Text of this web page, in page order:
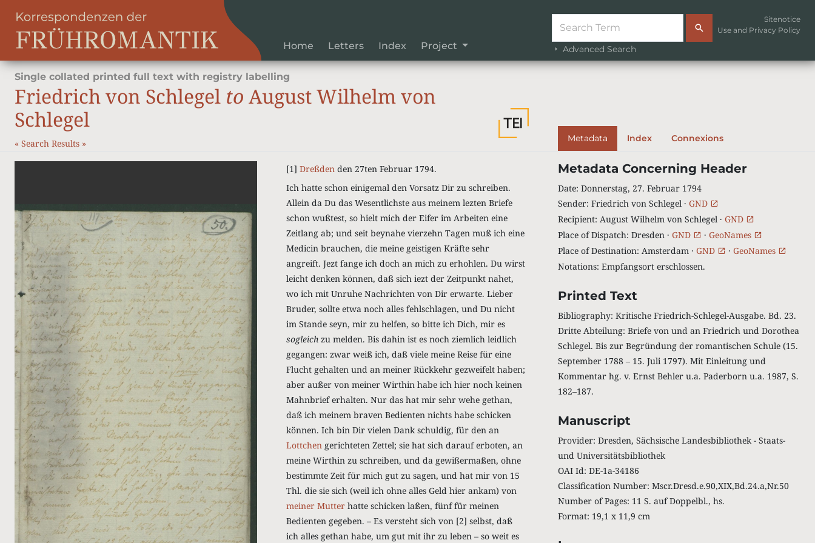
Home Letters Index Project Advanced Search
Sitenotice
Use and Privacy Policy
Single collated printed full text with registry labelling
Friedrich von Schlegel to August Wilhelm von
Schlegel
« Search Results » Metadata Index Connexions
[1] Dreßdenden 27ten Februar 1794.
Ich hatte schon einigemal den Vorsatz Dir zu schreiben.
Allein da Du das Wesentlichste aus meinem lezten Briefe
schon wußtest, so hielt mich der Eifer im Arbeiten eine
Zeitlang ab; und seit beynahe vierzehn Tagen muß ich eine
Medicin brauchen, die meine geistigen Kräfte sehr
angreift. Jezt fange ich doch an mich zu erhohlen. Du wirst
leicht denken können, daß sich iezt der Zeitpunkt nahet,
wo ich mit Unruhe Nachrichten von Dir erwarte. Lieber
Bruder, sollte etwa noch alles fehlschlagen, und Du nicht
im Stande seyn, mir zu helfen, so bitte ich Dich, mir es
sogleichzu melden. Bis dahin ist es noch ziemlich leidlich
gegangen: zwar weiß ich, daß viele meine Reise für eine
Flucht gehalten und an meiner Rückkehr gezweifelt haben;
aber außer von meiner Wirthin habe ich hier noch keinen
Mahnbrief erhalten. Nur das hat mir sehr wehe gethan,
daß ich meinem braven Bedienten nichts habe schicken
können. Ich bin Dir vielen Dank schuldig, für den an
Lottchengerichteten Zettel; sie hat sich darauf erboten, an
meine Wirthin zu schreiben, und da gewißermaßen, ohne
bestimmte Zeit für mich gut zu sagen, und hat mir von 15
Thl. die sie sich (weil ich ohne alles Geld hier ankam) von
meiner Mutterhatte schicken laßen, fünf für meinen
Bedienten gegeben. – Es versteht sich von [2] selbst, daß
ich alles gethan habe, um gut mit ihr zu leben – so weit es
Metadata Concerning Header
Date: Donnerstag, 27. Februar 1794
Sender: Friedrich von Schlegel · GND
Recipient: August Wilhelm von Schlegel · GND
Place of Dispatch: Dresden · GND · GeoNames
Place of Destination: Amsterdam · GND · GeoNames
Notations: Empfangsort erschlossen.
Printed Text
Bibliography: Kritische Friedrich-Schlegel-Ausgabe. Bd. 23.
Dritte Abteilung: Briefe von und an Friedrich und Dorothea
Schlegel. Bis zur Begründung der romantischen Schule (15.
September 1788 ‒ 15. Juli 1797). Mit Einleitung und
Kommentar hg. v. Ernst Behler u.a. Paderborn u.a. 1987, S.
182‒187.
Manuscript
Provider: Dresden, Sächsische Landesbibliothek - Staats-
und Universitätsbibliothek
OAI Id: DE-1a-34186
Classification Number: Mscr.Dresd.e.90,XIX,Bd.24.a,Nr.50
Number of Pages: 11 S. auf Doppelbl., hs.
Format: 19,1 x 11,9 cm